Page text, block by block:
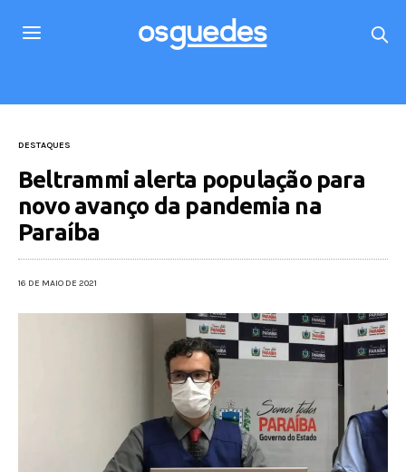
DESTAQUES
Beltrammi alerta população para
novo avanço da pandemia na
Paraíba
16 DE MAIO DE 2021